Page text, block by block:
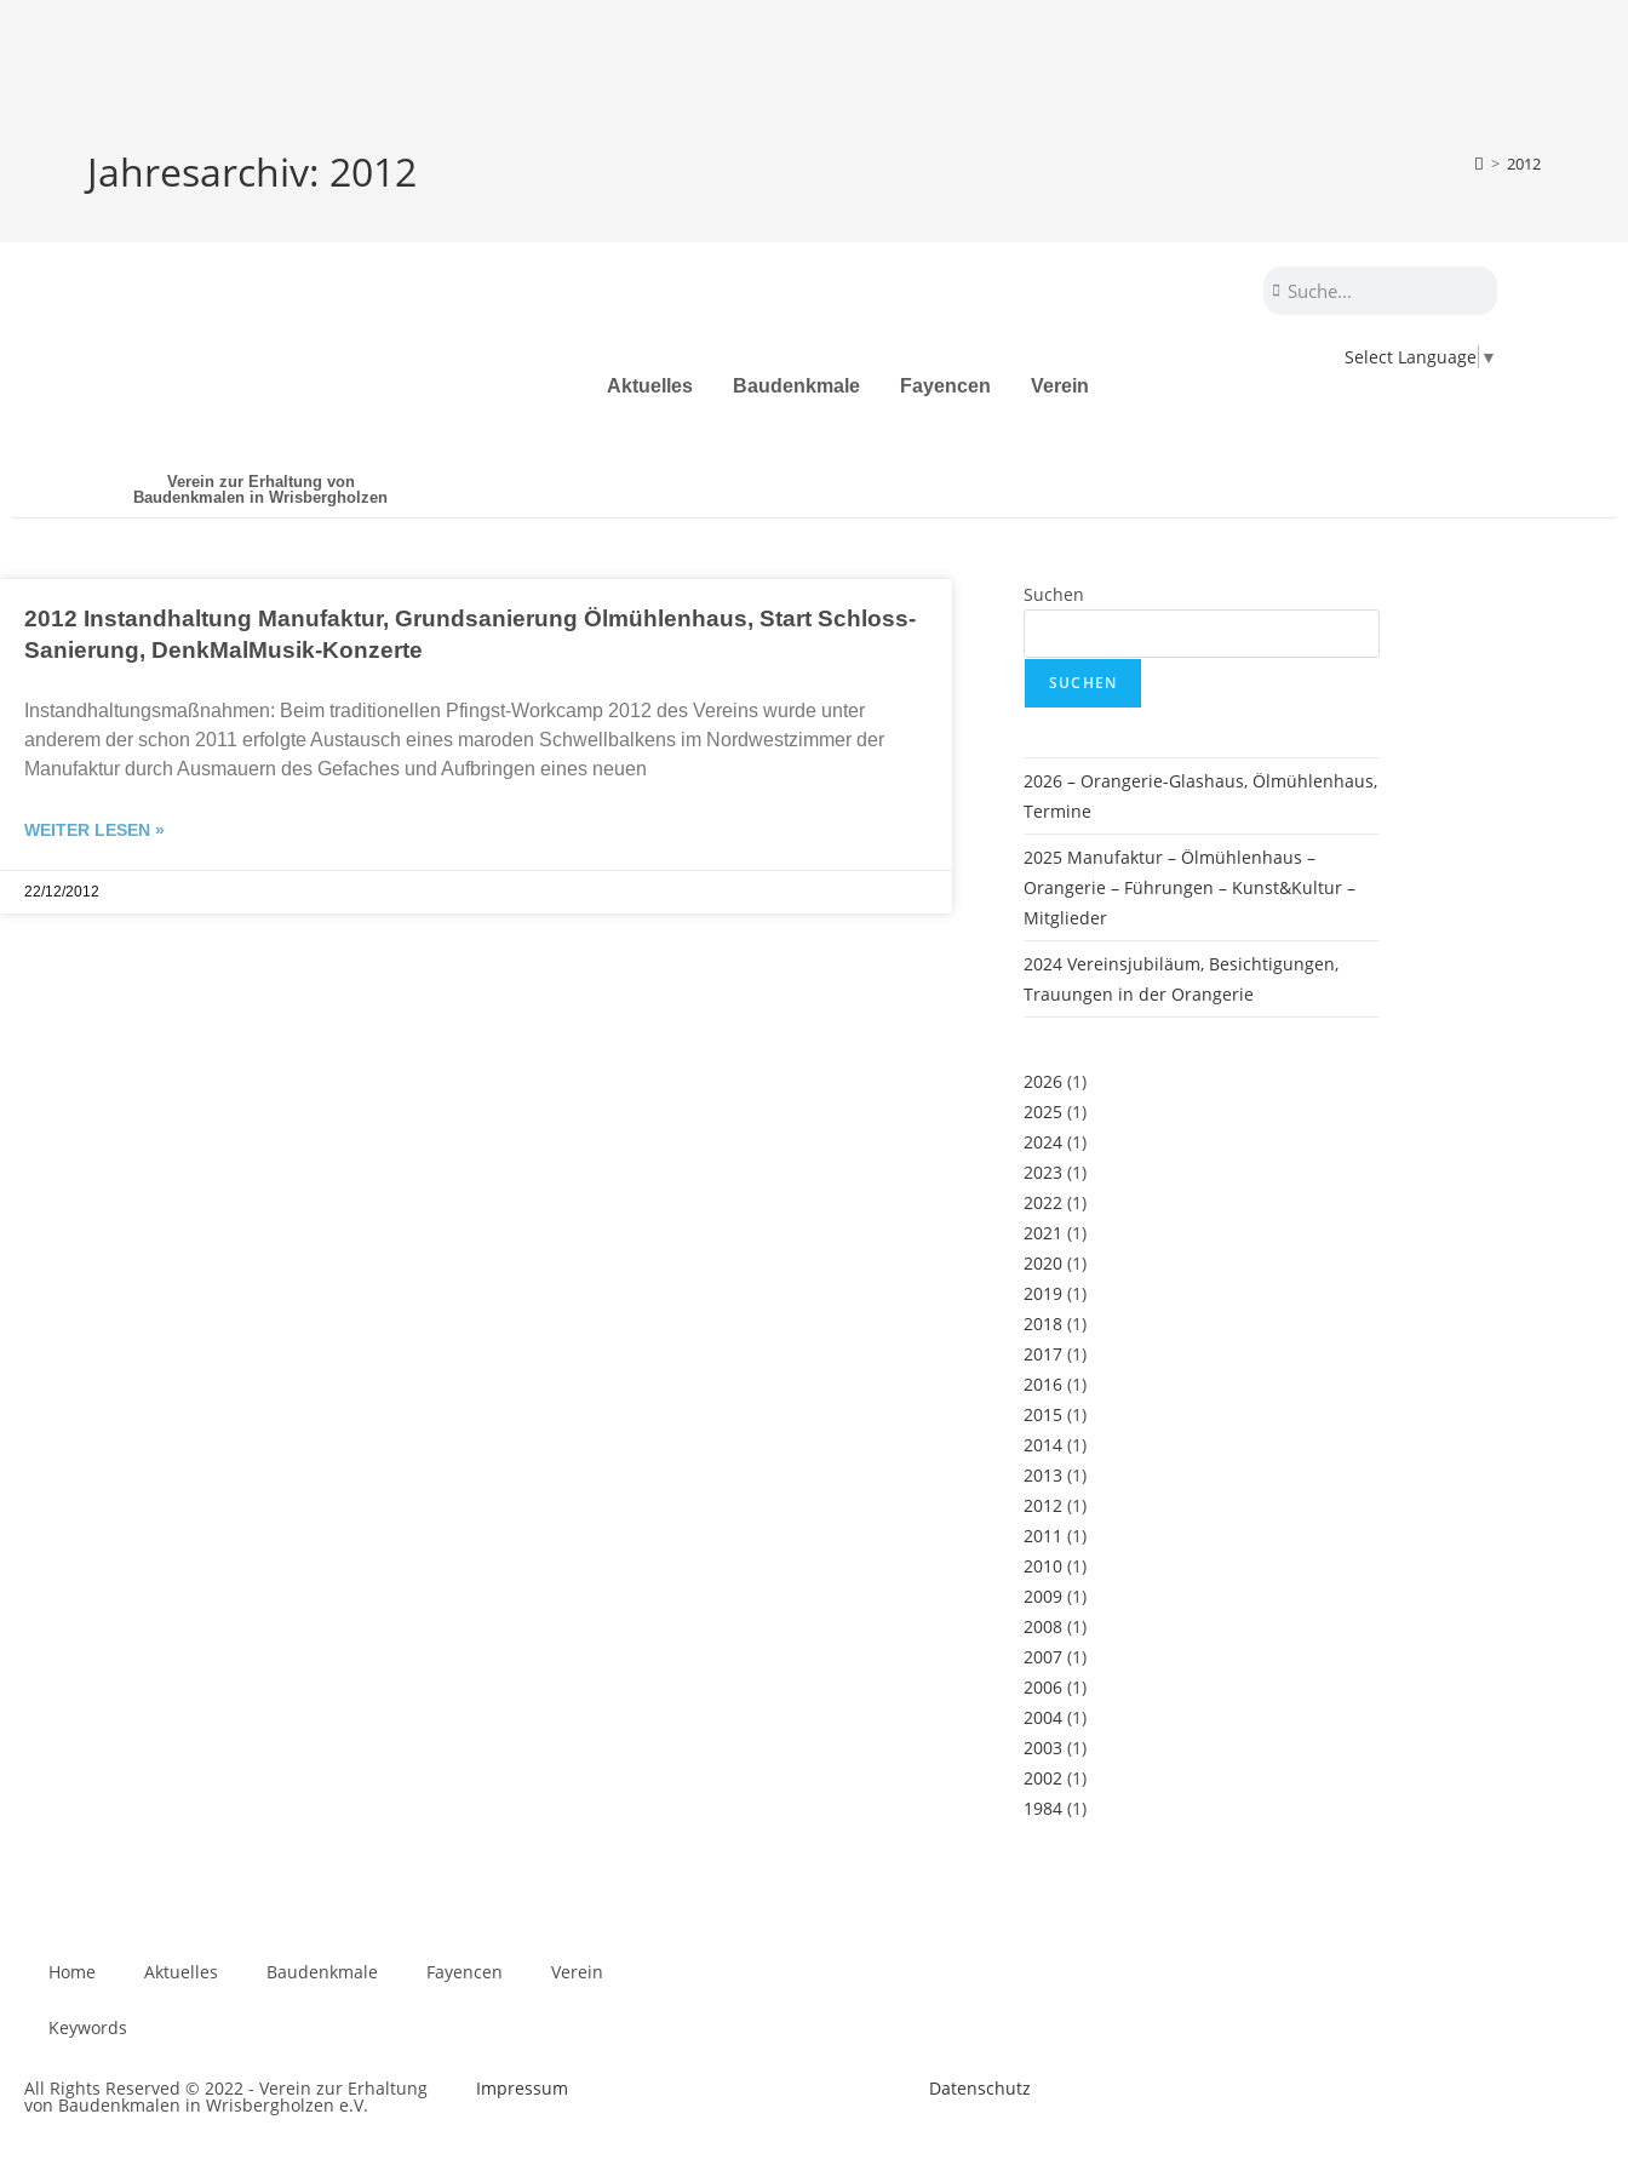
Jahresarchiv: 2012 > 2012
Verein zur Erhaltung von
Baudenkmalen in Wrisbergholzen
Aktuelles Baudenkmale Fayencen Verein
Select Language ▼
2012 Instandhaltung Manufaktur, Grundsanierung Ölmühlenhaus, Start Schloss-
Sanierung, DenkMalMusik-Konzerte
Instandhaltungsmaßnahmen: Beim traditionellen Pfingst-Workcamp 2012 des Vereins wurde unter
anderem der schon 2011 erfolgte Austausch eines maroden Schwellbalkens im Nordwestzimmer der
Manufaktur durch Ausmauern des Gefaches und Aufbringen eines neuen
WEITER LESEN »
22/12/2012
Suchen
SUCHEN
2026 – Orangerie-Glashaus, Ölmühlenhaus,
Termine
2025 Manufaktur – Ölmühlenhaus –
Orangerie – Führungen – Kunst&Kultur –
Mitglieder
2024 Vereinsjubiläum, Besichtigungen,
Trauungen in der Orangerie
2026(1)
2025(1)
2024(1)
2023(1)
2022(1)
2021 (1)
2020(1)
2019(1)
2018(1)
2017(1)
2016(1)
2015(1)
2014(1)
2013(1)
2012(1)
2011 (1)
2010(1)
2009(1)
2008(1)
2007(1)
2006(1)
2004(1)
2003(1)
2002(1)
1984(1)
Home Aktuelles Baudenkmale Fayencen Verein
Keywords
All Rights Reserved © 2022 - Verein zur Erhaltung
von Baudenkmalen in Wrisbergholzen e.V.
Impressum Datenschutz